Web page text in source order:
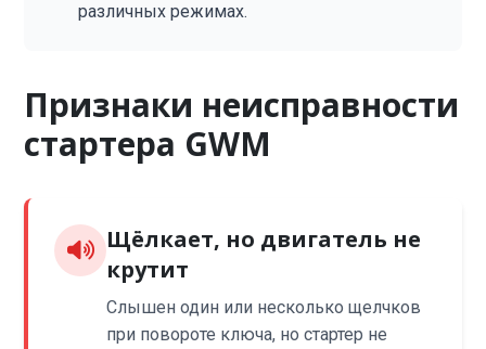
различных режимах.
Признаки неисправности
стартера GWM
Щёлкает, но двигатель не
крутит
Слышен один или несколько щелчков
при повороте ключа, но стартер не